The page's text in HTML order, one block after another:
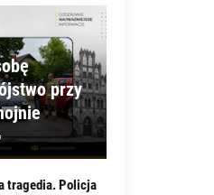
przy
tragedia. Policja